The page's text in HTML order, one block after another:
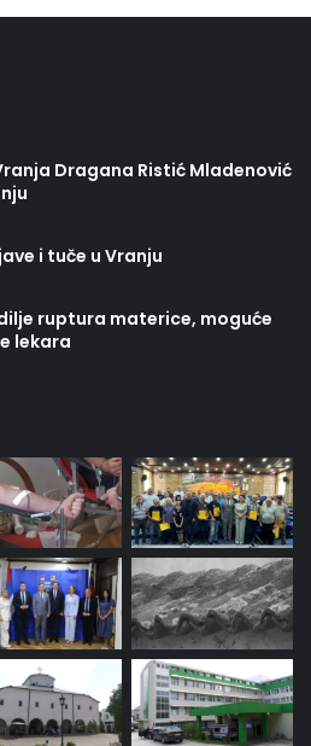
Dragana Ristić Mladenović
i tuče u Vranju
ruptura materice, moguće
lekara